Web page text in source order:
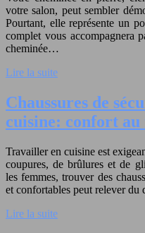
votre salon, peut sembler
Pourtant, elle représente un
complet vous accompagnera
cheminée…
Lire la suite
Chaussures de
cuisine: confort
Travailler en cuisine est
coupures, de brûlures et de
les femmes, trouver des
et confortables peut relever
Lire la suite